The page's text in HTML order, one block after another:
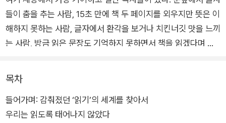
들이 춤을 추는 사람, 15초 만에 책 두 페이지를 외우지만 뜻은 이
해하지 못하는 사람, 글자에서 환각을 보거나 치킨너깃 맛을 느끼
는 사람, 방금 읽은 문장도 기억하지 못하면서 책을 읽겠다며 고
면 우리는 질문할 수밖에 없다. 과연 ‘읽기’란 무엇인가?
놀랍게도 학자들은 아직 ‘읽기’의 기본적인 정의조차 내리지 못했
다. 우리는 저마다의 방식으로 읽는다. ‘읽기’의 스펙트럼은 방대
목차
들어가며: 감춰졌던 ‘읽기’의 세계를 찾아서
우리는 읽도록 태어나지 않았다